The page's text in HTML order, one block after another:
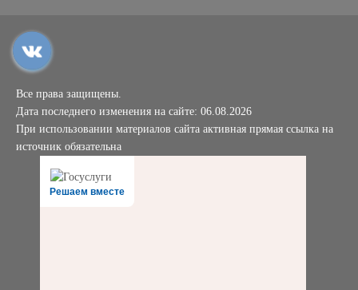
Все права защищены.
Дата последнего изменения на сайте: 06.08.2026
При использовании материалов сайта активная прямая ссылка на
источник обязательна
Решаем вместе